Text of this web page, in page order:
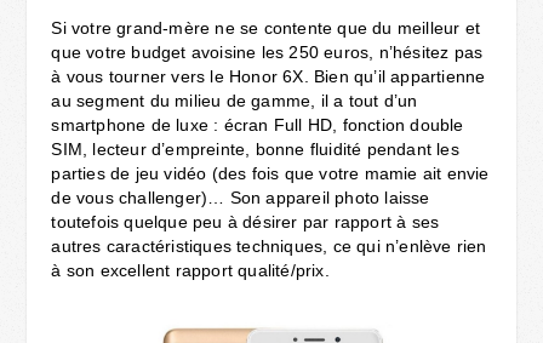
Si votre grand-mère ne se contente que du meilleur et
que votre budget avoisine les 250 euros, n’hésitez pas
à vous tourner vers le Honor 6X. Bien qu’il appartienne
au segment du milieu de gamme, il a tout d’un
smartphone de luxe : écran Full HD, fonction double
SIM, lecteur d’empreinte, bonne fluidité pendant les
parties de jeu vidéo (des fois que votre mamie ait envie
de vous challenger)… Son appareil photo laisse
toutefois quelque peu à désirer par rapport à ses
autres caractéristiques techniques, ce qui n’enlève rien
à son excellent rapport qualité/prix.